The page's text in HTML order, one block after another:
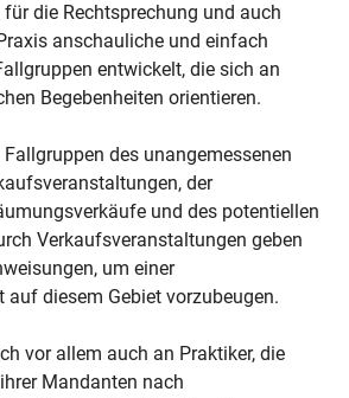
für die Rechtsprechung und auch
anschauliche und einfach
entwickelt, die sich an
Begebenheiten orientieren.
des unangemessenen
der
und des potentiellen
Verkaufsveranstaltungen geben
um einer
auf diesem Gebiet vorzubeugen.
vor allem auch an Praktiker, die
Mandanten nach